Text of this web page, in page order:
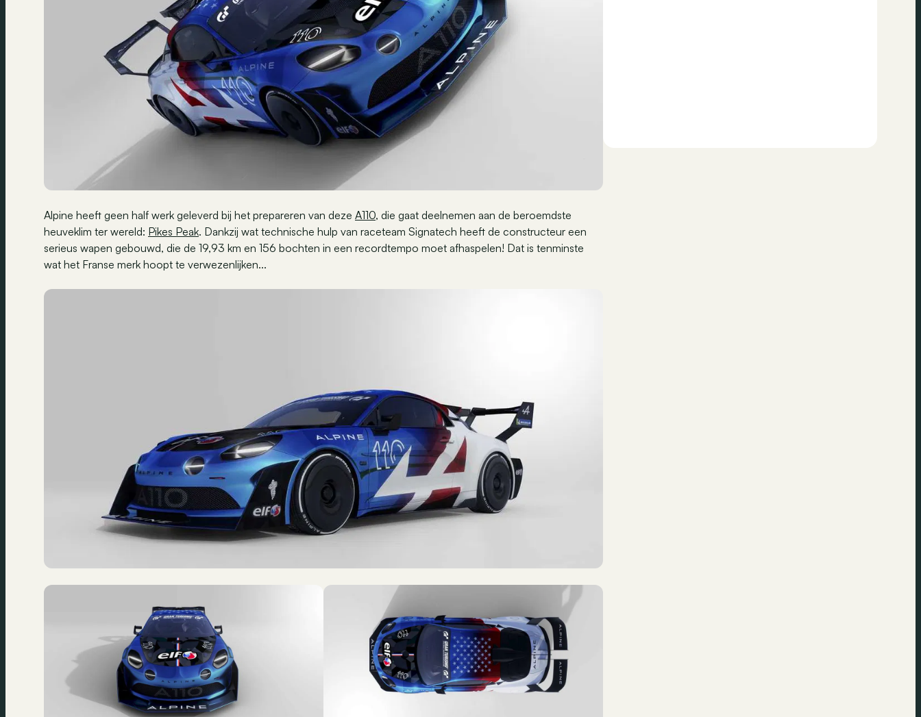
Alpine heeft geen half werk geleverd bij het prepareren van deze A110, die gaat deelnemen aan de beroemdste
heuveklim ter wereld: Pikes Peak. Dankzij wat technische hulp van raceteam Signatech heeft de constructeur een
serieus wapen gebouwd, die de 19,93 km en 156 bochten in een recordtempo moet afhaspelen! Dat is tenminste
wat het Franse merk hoopt te verwezenlijken...